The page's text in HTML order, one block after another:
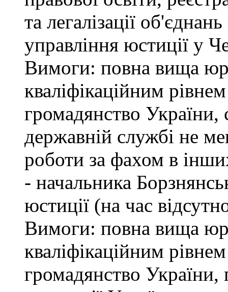
та легалізації
управління юстиції у
Вимоги: повна вища
кваліфікаційним
громадянство
державній службі не
роботи за фахом в
- начальника
юстиції (на час
Вимоги: повна вища
кваліфікаційним
громадянство